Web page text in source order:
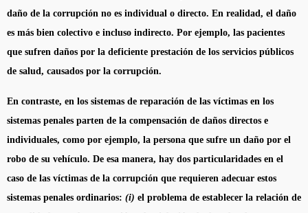
daño de la corrupción no es individual o directo. En realidad, el daño
es más bien colectivo e incluso indirecto. Por ejemplo, las pacientes
que sufren daños por la deficiente prestación de los servicios públicos
de salud, causados por la corrupción.
En contraste, en los sistemas de reparación de las víctimas en los
sistemas penales parten de la compensación de daños directos e
individuales, como por ejemplo, la persona que sufre un daño por el
robo de su vehículo. De esa manera, hay dos particularidades en el
caso de las víctimas de la corrupción que requieren adecuar estos
sistemas penales ordinarios: (i) el problema de establecer la relación de